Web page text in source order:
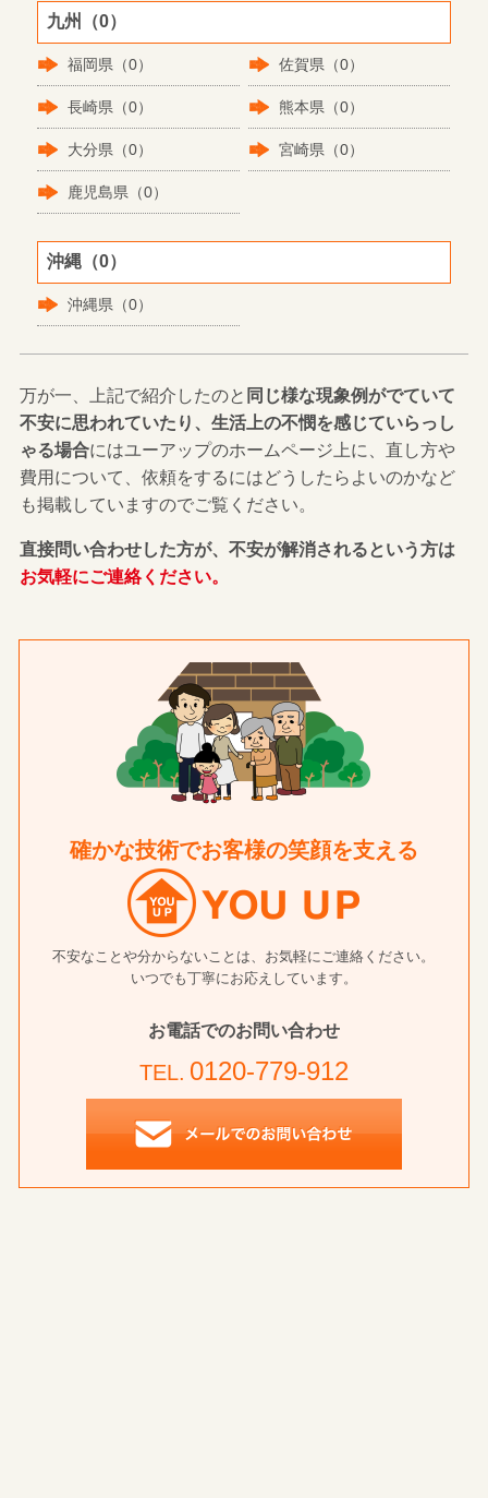
九州（0）
福岡県（0） 佐賀県（0）
長崎県（0） 熊本県（0）
大分県（0） 宮崎県（0）
鹿児島県（0）
沖縄（0）
沖縄県（0）
万が一、上記で紹介したのと 同じ様な現象例がでていて
不安に思われていたり、生活上の不憫を感じていらっし
ゃる場合にはユーアップのホームページ上に、直し方や
費用について、依頼をするにはどうしたらよいのかなど
も掲載していますのでご覧ください。
直接問い合わせした方が、不安が解消されるという方は
お気軽にご連絡ください。
確かな技術でお客様の笑顔を支える
不安なことや分からないことは、お気軽にご連絡ください。
いつでも丁寧にお応えしています。
お電話でのお問い合わせ
TEL. 0120-779-912